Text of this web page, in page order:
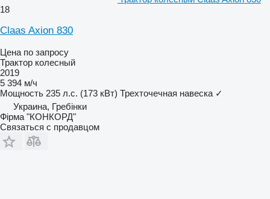
18
Claas Axion 830
Цена по запросу
Трактор колесный
2019
5 394 м/ч
Мощность 235 л.с. (173 кВт) Трехточечная навеска ✓
Украина, Гребінки
Фірма "КОНКОРД"
Связаться с продавцом